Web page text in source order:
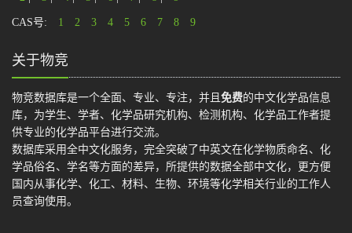
CAS号: 1 2 3 4 5 6 7 8 9
关于物竞
物竞数据库是一个全面、专业、专注，并且 免费的中文化学品信息
库，为学生、学者、化学品研究机构、检测机构、化学品工作者提
供专业的化学品平台进行交流。
数据库采用全中文化服务，完全突破了中英文在化学物质命名、化
学品俗名、学名等方面的差异，所提供的数据全部中文化，更方便
国内从事化学、化工、材料、生物、环境等化学相关行业的工作人
员查询使用。